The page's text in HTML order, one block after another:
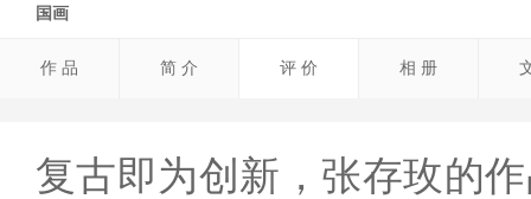
国画
作 品 简 介 评 价 相 册
复古即为创新，张存玫的